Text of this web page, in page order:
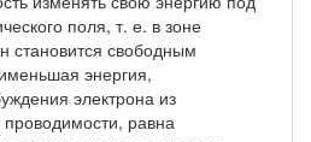
поля, т. е. в зоне
становится свободным
энергия,
электрона из
равна